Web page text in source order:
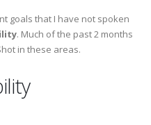
goals that I have not spoken
. Much of the past 2 months
in these areas.